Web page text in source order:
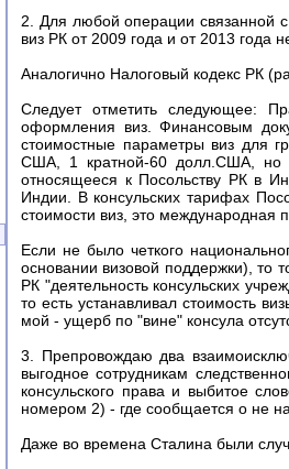
2. Для любой операции связанной
виз РК от 2009 года и от 2013 года
Аналогично Налоговый кодекс РК
Cледует отметить следующее:
оформления виз. Финансовым
стоимостные параметры виз для
США, 1 кратной-60 долл.США, но
относящееся к Посольству РК в
Индии. В консульских тарифах
стоимости виз, это международная
Если не было четкого
основании визовой поддержки), то
РК "деятельность консульских
то есть устанавливал стоимость
мой - ущерб по "вине" консула
3. Препровождаю два
выгодное сотрудникам
консульского права и выбитое
номером 2) - где сообщается о не
Даже во времена Сталина были